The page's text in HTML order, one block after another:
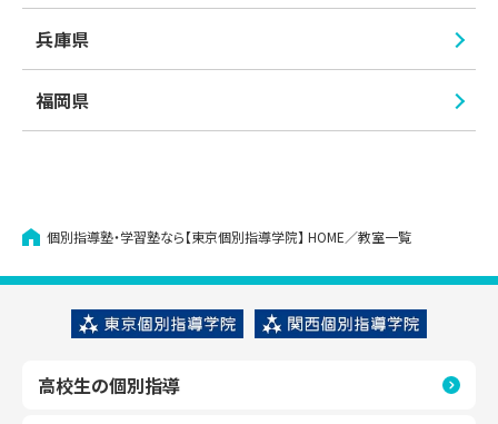
兵庫県
福岡県
個別指導塾・学習塾なら【東京個別指導学院】 HOME 教室一覧
高校生の個別指導